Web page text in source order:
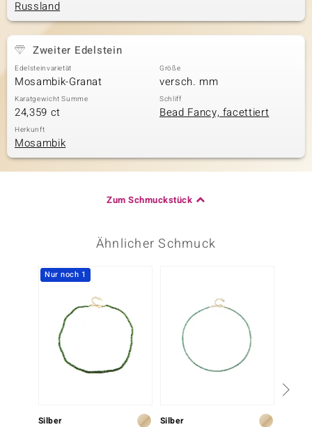
Russland
Zweiter Edelstein
Edelsteinvarietät
Mosambik-Granat
Größe
versch. mm
Karatgewicht Summe
24,359 ct
Schliff
Bead Fancy, facettiert
Herkunft
Mosambik
Zum Schmuckstück
Ähnlicher Schmuck
Nur noch 1
Silber Silber